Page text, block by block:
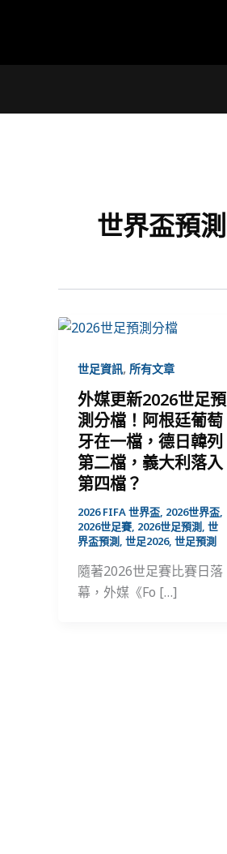
容
世界盃預測
世足資訊, 所有文章
外媒更新2026世足預
測分檔！阿根廷葡萄
牙在一檔，德日韓列
第二檔，義大利落入
第四檔？
2026 FIFA 世界盃 2026世界盃
2026世足賽 2026世足預測 世
界盃預測 世足2026, 世足預測
隨著2026世足賽比賽日落
幕，外媒《Fo […]